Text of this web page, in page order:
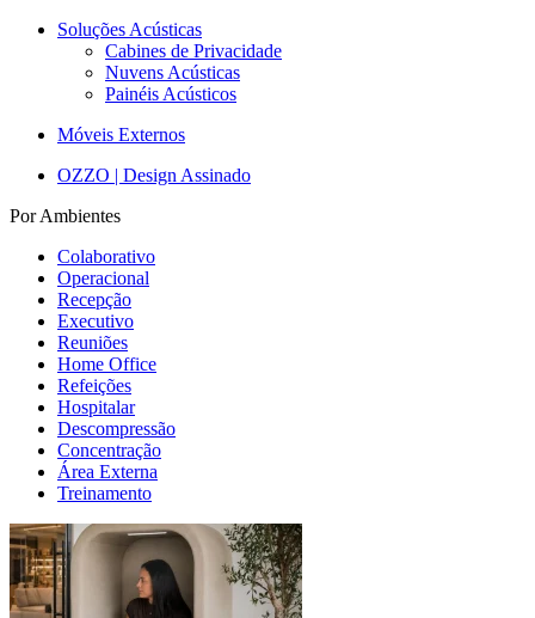
Soluções Acústicas
Cabines de Privacidade
Nuvens Acústicas
Painéis Acústicos
Móveis Externos
OZZO | Design Assinado
Por Ambientes
Colaborativo
Operacional
Recepção
Executivo
Reuniões
Home Office
Refeições
Hospitalar
Descompressão
Concentração
Área Externa
Treinamento